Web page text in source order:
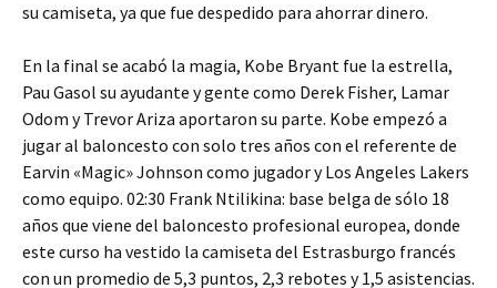
su camiseta, ya que fue despedido para ahorrar dinero.
En la final se acabó la magia, Kobe Bryant fue la estrella,
Pau Gasol su ayudante y gente como Derek Fisher, Lamar
Odom y Trevor Ariza aportaron su parte. Kobe empezó a
jugar al baloncesto con solo tres años con el referente de
Earvin «Magic» Johnson como jugador y Los Angeles Lakers
como equipo. 02:30 Frank Ntilikina: base belga de sólo 18
años que viene del baloncesto profesional europea, donde
este curso ha vestido la camiseta del Estrasburgo francés
con un promedio de 5,3 puntos, 2,3 rebotes y 1,5 asistencias.